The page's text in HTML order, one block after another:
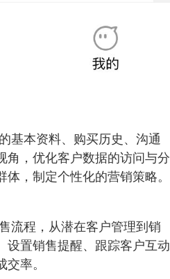
基本资料、购买历史、沟通
角，优化客户数据的访问与分
，制定个性化的营销策略。
流程，从潜在客户管理到销
设置销售提醒、跟踪客户互动
率。